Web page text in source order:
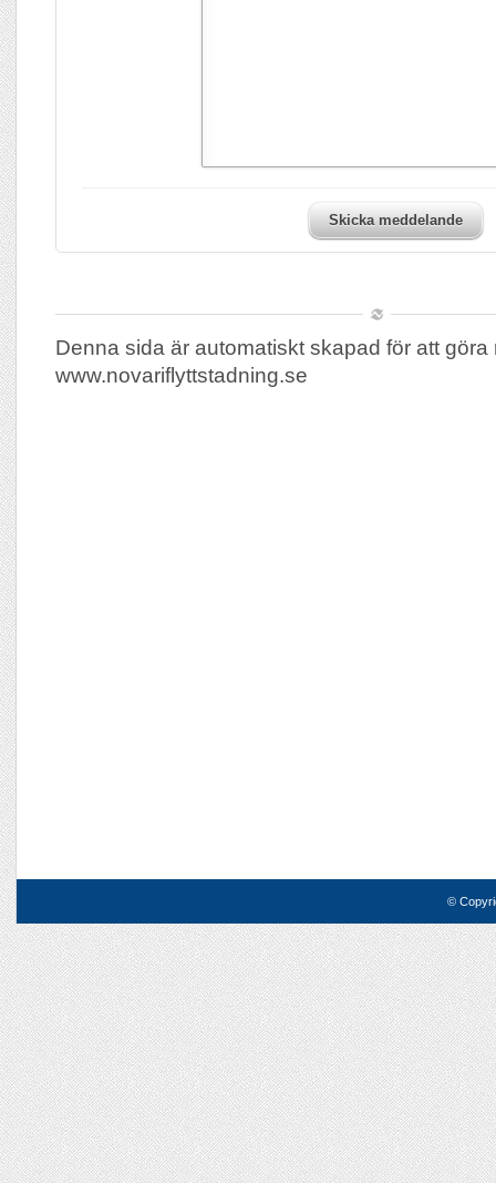
Skicka meddelande
Denna sida är automatiskt skapad för att göra
www.novariflyttstadning.se
©